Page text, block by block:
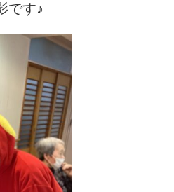
です♪